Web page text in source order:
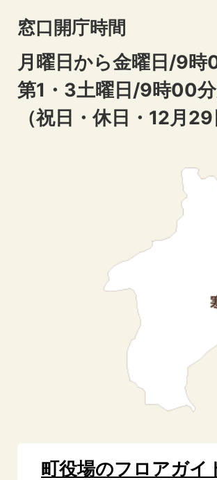
窓口開庁時間
月曜日から金曜日/9
第1・3土曜日/9時00
（祝日・休日・12月
町役場のフロアガイ